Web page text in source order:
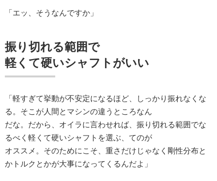
「エッ、そうなんですか」
振り切れる範囲で
軽くて硬いシャフトがいい
「軽すぎて挙動が不安定になるほど、しっかり振れなくな
る。そこが人間とマシンの違うところなん
だな。だから、オイラに言わせれば、振り切れる範囲でな
るべく軽くて硬いシャフトを選ぶ、てのが
オススメ。そのためにこそ、重さだけじゃなく剛性分布と
かトルクとかが大事になってくるんだよ」